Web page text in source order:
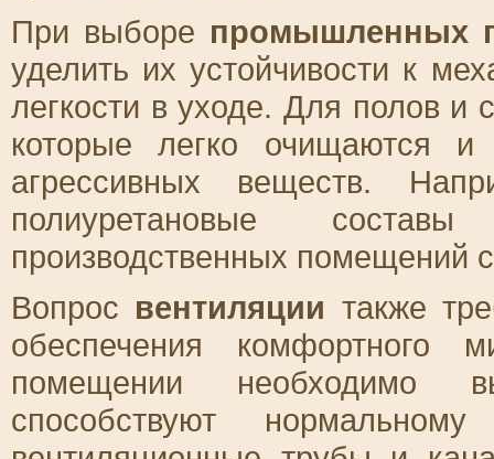
При выборе промышленных
уделить их устойчивости к
легкости в уходе. Для полов и
которые легко очищаются и
агрессивных веществ.
полиуретановые
производственных помещений
Вопрос вентиляции также
обеспечения комфортного
помещении необходимо
способствуют